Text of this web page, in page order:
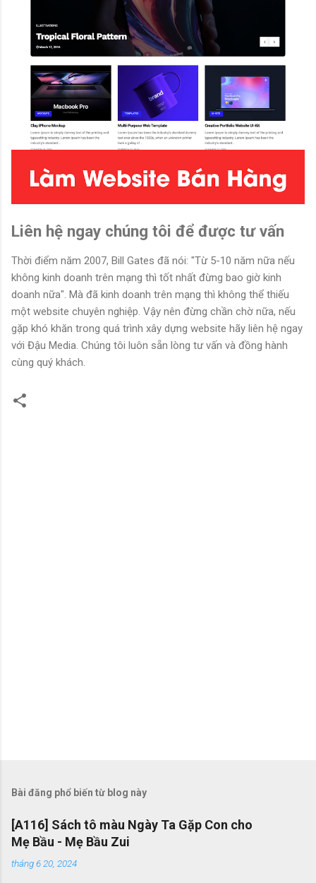
Liên hệ ngay chúng tôi để được tư vấn
Thời điểm năm 2007, Bill Gates đã nói: "Từ 5-10 năm nữa nếu
không kinh doanh trên mạng thì tốt nhất đừng bao giờ kinh
doanh nữa". Mà đã kinh doanh trên mạng thì không thể thiếu
một website chuyên nghiệp. Vậy nên đừng chần chờ nữa, nếu
gặp khó khăn trong quá trình xây dựng website hãy liên hệ ngay
với Đậu Media. Chúng tôi luôn sẵn lòng tư vấn và đồng hành
cùng quý khách.
Bài đăng phổ biến từ blog này
[A116] Sách tô màu Ngày Ta Gặp Con cho
Mẹ Bầu - Mẹ Bầu Zui
tháng 6 20, 2024